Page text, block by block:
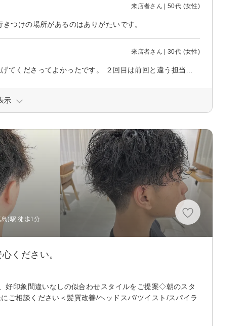
来店者さん | 50代 (女性)
つけの場所があるのはありがたいです。
来店者さん | 30代 (女性)
示
)駅 徒歩1分
ください。
好印象間違いなしの似合わせスタイルをご提案◇朝のスタ
ご相談ください＜髪質改善/ヘッドスパ/ツイスト/スパイラ